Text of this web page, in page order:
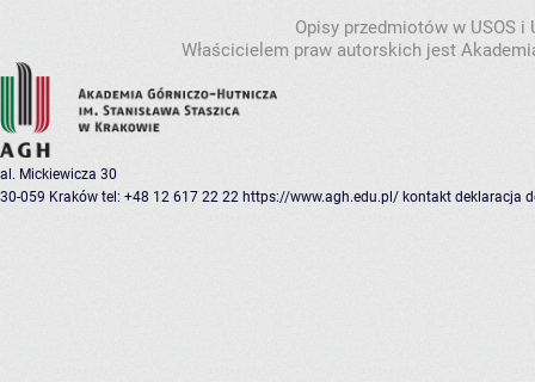
Opisy przedmiotów w USOS
Właścicielem praw autorskich jest
al. Mickiewicza 30
30-059 Kraków tel: +48 12 617 22 22 https://www.agh.edu.pl/ kontakt deklaracja